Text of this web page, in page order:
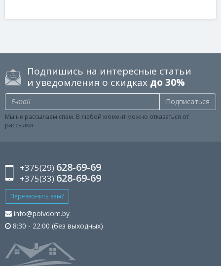
Подпишись на интересные статьи
и уведомления о скидках до 30%
Подписаться
Мы не рассылаем спам. В любой момент можно отказаться от
рассылки
+375(29) 628-69-69
+375(33) 628-69-69
Перезвонить вам?
info@polvdom.by
8:30 - 22:00 (без выходных)